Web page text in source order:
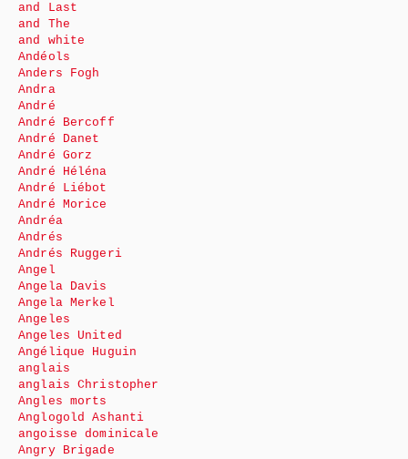
and Last
and The
and white
Andéols
Anders Fogh
Andra
André
André Bercoff
André Danet
André Gorz
André Héléna
André Liébot
André Morice
Andréa
Andrés
Andrés Ruggeri
Angel
Angela Davis
Angela Merkel
Angeles
Angeles United
Angélique Huguin
anglais
anglais Christopher
Angles morts
Anglogold Ashanti
angoisse dominicale
Angry Brigade